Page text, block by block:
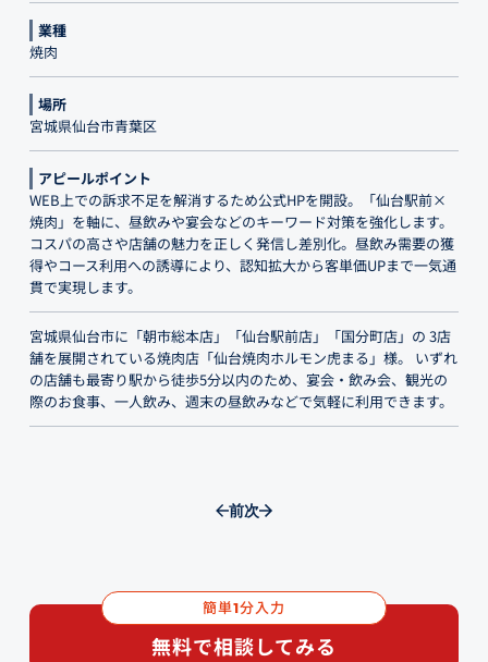
業種
焼肉
場所
宮城県仙台市青葉区
アピールポイント
WEB上での訴求不足を解消するため公式HPを開設。「仙台駅前×
焼肉」を軸に、昼飲みや宴会などのキーワード対策を強化します。
コスパの高さや店舗の魅力を正しく発信し差別化。昼飲み需要の獲
得やコース利用への誘導により、認知拡大から客単価UPまで一気通
貫で実現します。
宮城県仙台市に「朝市総本店」「仙台駅前店」「国分町店」の 3店
舗を展開されている焼肉店「仙台焼肉ホルモン虎まる」様。 いずれ
の店舗も最寄り駅から徒歩5分以内のため、宴会・飲み会、観光の
際のお食事、一人飲み、週末の昼飲みなどで気軽に利用できます。
前次
簡単1分入力
無料で相談してみる